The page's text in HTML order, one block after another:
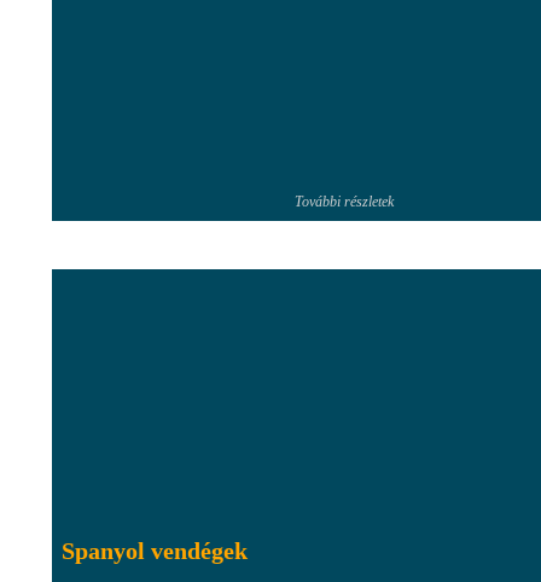
További részletek
Spanyol vendégek